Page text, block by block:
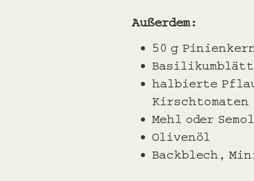
Außerdem:
50 g
halbierte
Kirschtomaten
Mehl oder
Olivenöl
Backblech,